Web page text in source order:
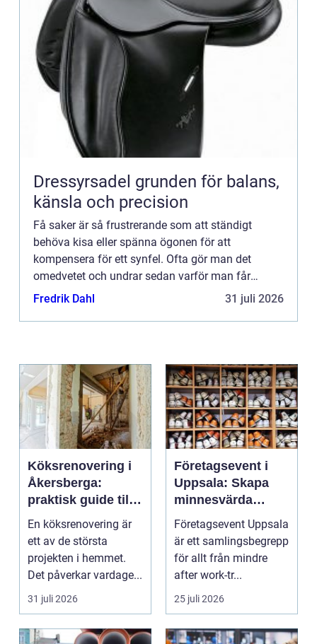
Dressyrsadel grunden för balans,
känsla och precision
Få saker är så frustrerande som att ständigt
behöva kisa eller spänna ögonen för att
kompensera för ett synfel. Ofta gör man det
omedvetet och undrar sedan varför man får
sådan sp&a...
Fredrik Dahl 31 juli 2026
Köksrenovering i
Åkersberga:
praktisk guide till
ett smartare kök
En köksrenovering är
ett av de största
projekten i hemmet.
Det påverkar vardage...
31 juli 2026
Företagsevent i
Uppsala: Skapa
minnesvärda
möten som bygger
starkare team
Företagsevent Uppsala
är ett samlingsbegrepp
för allt från mindre
after work-tr...
25 juli 2026